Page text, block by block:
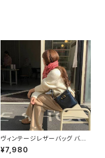
ヴィンテージレザーバッグ バケ
ツ型ショルダーバッグ レディース
ショルダー バッグ ショルダーバ
¥7,980